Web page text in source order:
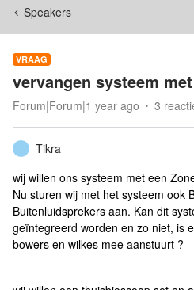
Speakers
VRAAG
vervangen systeem
Forum|Forum|1 year ago 3
T
Tikra
wij willen ons systeem met een
Nu sturen wij met het systeem ook
Buitenluidsprekers aan. Kan dit
geïntegreerd worden en zo niet, is
bowers en wilkes mee aanstuurt ?